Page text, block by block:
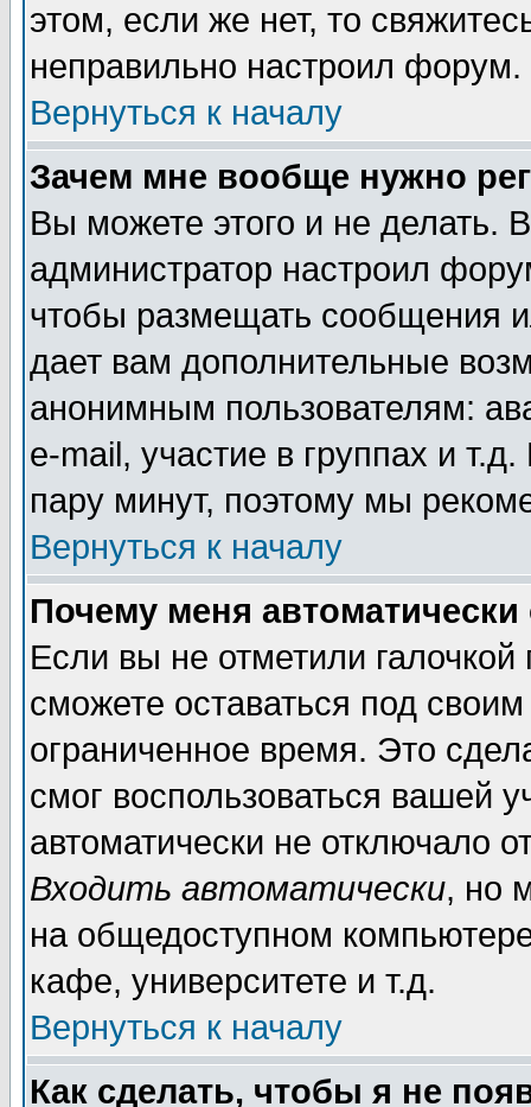
этом, если же нет, то
неправильно настроил форум.
Вернуться к началу
Зачем мне вообще нужно
Вы можете этого и не делать.
администратор настроил
чтобы размещать сообщения
дает вам дополнительные
анонимным пользователям:
e-mail, участие в группах и
пару минут, поэтому мы
Вернуться к началу
Почему меня автоматически
Если вы не отметили галочкой
сможете оставаться под
ограниченное время. Это
смог воспользоваться вашей
автоматически не отключало
Входить автоматически, но
на общедоступном
кафе, университете и т.д.
Вернуться к началу
Как сделать, чтобы я не